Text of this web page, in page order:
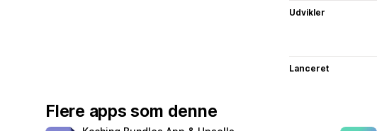
Udvikler
Lanceret
Flere apps som denne